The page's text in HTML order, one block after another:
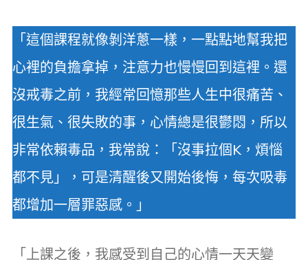
「這個課程就像剝洋蔥一樣，一點點地幫我把
心裡的負擔拿掉，注意力也慢慢回到這裡。還
沒戒毒之前，我經常回憶那些人生中很痛苦、
很生氣、很失敗的事，心情總是很鬱悶，所以
非常依賴毒品，我常說：「沒事拉個K，煩惱
都不見」，可是清醒後又開始後悔，每次吸毒
都增加一層罪惡感。」
「上課之後，我感受到自己的心情一天天變